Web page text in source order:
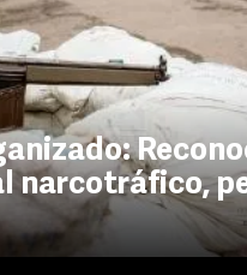
narcotráfico,